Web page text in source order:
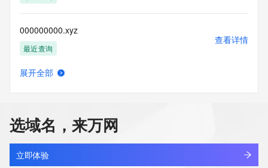
000000000.xyz
最近查询
查看详情
000001.xyz
最近查询
查看详情
展开全部
选域名，来万网
立即体验